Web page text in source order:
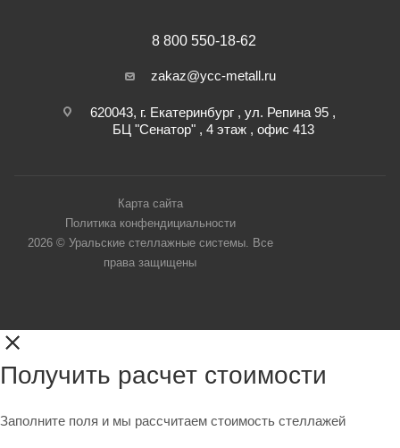
8 800 550-18-62
zakaz@ycc-metall.ru
620043, г. Екатеринбург , ул. Репина 95 ,
БЦ "Сенатор" , 4 этаж , офис 413
Карта сайта
Политика конфендициальности
2026 © Уральские стеллажные системы. Все
права защищены
Получить расчет стоимости
Заполните поля и мы рассчитаем стоимость стеллажей